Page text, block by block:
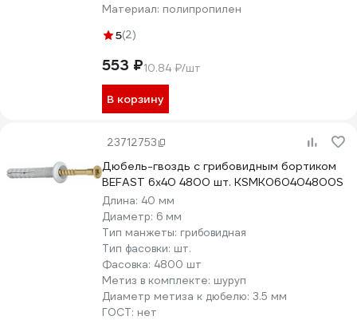
Материал: полипропилен
5(2)
553 ₽10.84 ₽/шт
В корзину
23712753
Дюбель-гвоздь с грибовидным бортиком
BEFAST 6x40 4800 шт. KSMK060404800S
Длина: 40 мм
Диаметр: 6 мм
Тип манжеты: грибовидная
Тип фасовки: шт.
Фасовка: 4800 шт
Метиз в комплекте: шуруп
Диаметр метиза к дюбелю: 3.5 мм
ГОСТ: нет